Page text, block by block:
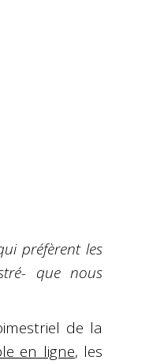
préfèrent les
que nous
de la
en ligne, les